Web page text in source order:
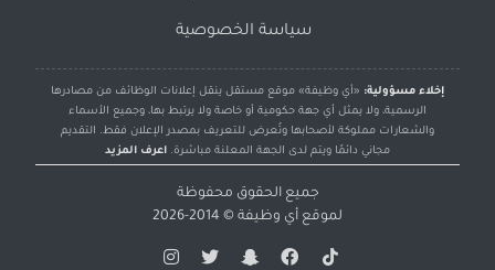
سياسة الخصوصية
إخلاء مسؤولية: «أي وظيفة» موقع مستقل ينقل إعلانات الوظائف من مصادرها
الرسمية، ولا يمثل أي جهة حكومية أو خاصة ولا يرتبط بها، وجميع الأسماء
والشعارات مملوكة لأصحابها وتُعرض للتعريف بمصدر الإعلان فقط. التقديم
مجاني دائمًا ويتم لدى الجهة المعلنة مباشرة. اعرف المزيد
جميع الحقوق محفوظة
لموقع أي وظيفة © 2014-2026